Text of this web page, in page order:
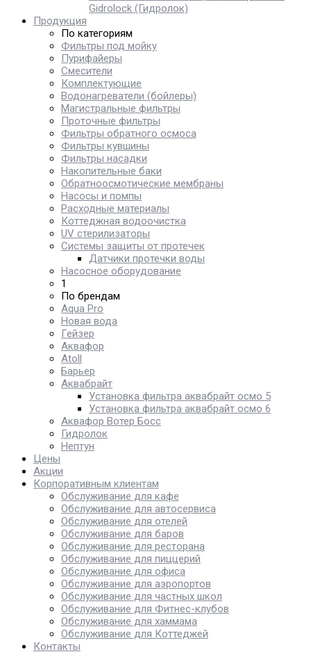
Gidrolock (Гидролок)
Продукция
По категориям
Фильтры под мойку
Пурифайеры
Смесители
Комплектующие
Водонагреватели (бойлеры)
Магистральные фильтры
Проточные фильтры
Фильтры обратного осмоса
Фильтры кувшины
Фильтры насадки
Накопительные баки
Обратноосмотические мембраны
Насосы и помпы
Расходные материалы
Коттеджная водоочистка
UV стерилизаторы
Системы защиты от протечек
Датчики протечки воды
Насосное оборудование
1
По брендам
Aqua Pro
Новая вода
Гейзер
Аквафор
Atoll
Барьер
Аквабрайт
Установка фильтра аквабрайт осмо 5
Установка фильтра аквабрайт осмо 6
Аквафор Вотер Босс
Гидролок
Нептун
Цены
Акции
Корпоративным клиентам
Обслуживание для кафе
Обслуживание для автосервиса
Обслуживание для отелей
Обслуживание для баров
Обслуживание для ресторана
Обслуживание для пиццерий
Обслуживание для офиса
Обслуживание для аэропортов
Обслуживание для частных школ
Обслуживание для Фитнес-клубов
Обслуживание для хаммама
Обслуживание для Коттеджей
Контакты